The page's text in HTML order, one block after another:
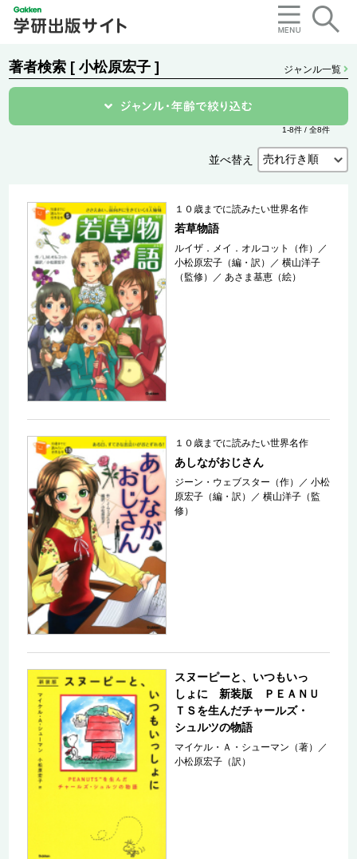
著者検索 [ 小松原宏子 ] ジャンル一覧
1-8件 / 全8件
並べ替え
１０歳までに読みたい世界名作
若草物語
ルイザ．メイ．オルコット（作）
／
小松原宏子（編・訳）
／横山洋子
（監修）
／あさま基恵（絵）
１０歳までに読みたい世界名作
あしながおじさん
ジーン・ウェブスター（作） ／小松
原宏子（編・訳）
／横山洋子（監
修）
スヌーピーと、いつもいっ
しょに 新装版 ＰＥＡＮＵ
ＴＳを生んだチャールズ・
シュルツの物語
マイケル・Ａ・シューマン（著）
／
小松原宏子（訳）